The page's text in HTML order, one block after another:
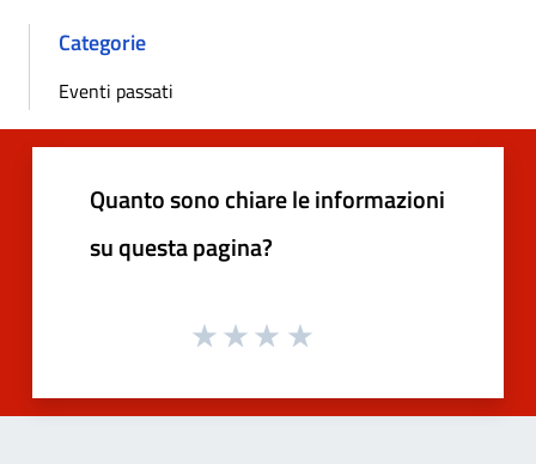
Categorie
Eventi passati
Quanto sono chiare le informazioni
su questa pagina?